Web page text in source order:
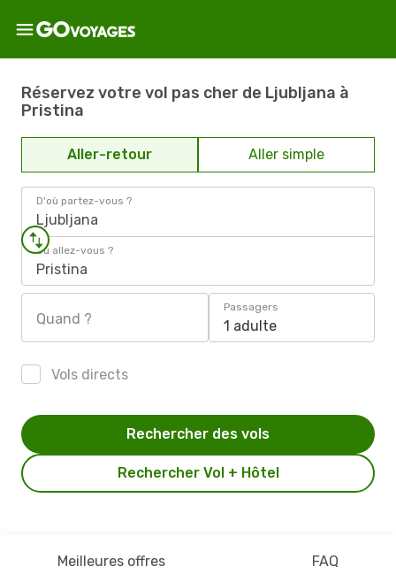
Réservez votre vol pas cher de Ljubljana à
Pristina
Aller-retour Aller simple
D'où partez-vous ?
Ljubljana
Où allez-vous ?
Pristina
Quand ?
Passagers
1 adulte
Vols directs
Rechercher Vol + Hôtel
Rechercher des vols
Meilleures offres FAQ